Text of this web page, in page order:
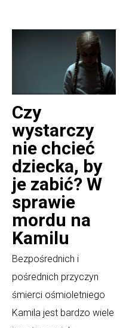
Czy
wystarczy
nie chcieć
dziecka, by
je zabić? W
sprawie
mordu na
Kamilu
Bezpośrednich i
pośrednich przyczyn
śmierci ośmioletniego
Kamila jest bardzo wiele